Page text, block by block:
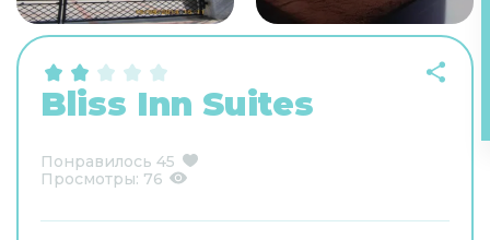
Bliss Inn Suites
Понравилось 45
Просмотры: 76